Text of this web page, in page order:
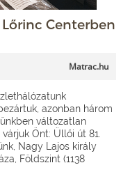
Centerben
Matrac.hu
azonban három
változatlan
Önt: Üllői út 81.
Nagy Lajos király
Földszint (1138